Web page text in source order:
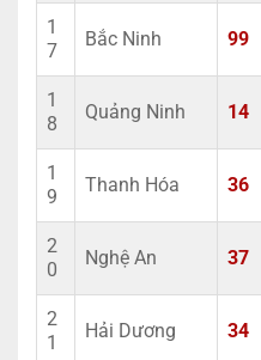
1
7
Bắc Ninh 99
1
8
Quảng Ninh 14
1
9
Thanh Hóa 36
2
0
Nghệ An 37
2
1
Hải Dương 34